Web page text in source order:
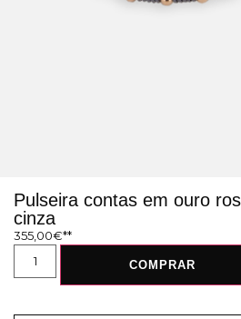
Pulseira contas em ouro
cinza
355,00€
COMPRAR